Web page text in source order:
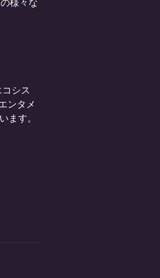
様々な
シス
ンタメ
ます。